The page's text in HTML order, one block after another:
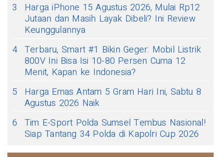
3
Harga iPhone 15 Agustus 2026, Mulai Rp12
Jutaan dan Masih Layak Dibeli? Ini Review
Keunggulannya
4 Terbaru, Smart #1 Bikin Geger: Mobil Listrik
800V Ini Bisa Isi 10-80 Persen Cuma 12
Menit, Kapan ke Indonesia?
5
Harga Emas Antam 5 Gram Hari Ini, Sabtu 8
Agustus 2026 Naik
6 Tim E-Sport Polda Sumsel Tembus Nasional!
Siap Tantang 34 Polda di Kapolri Cup 2026